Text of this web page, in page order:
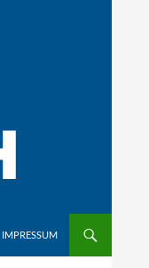
IMPRESSUM